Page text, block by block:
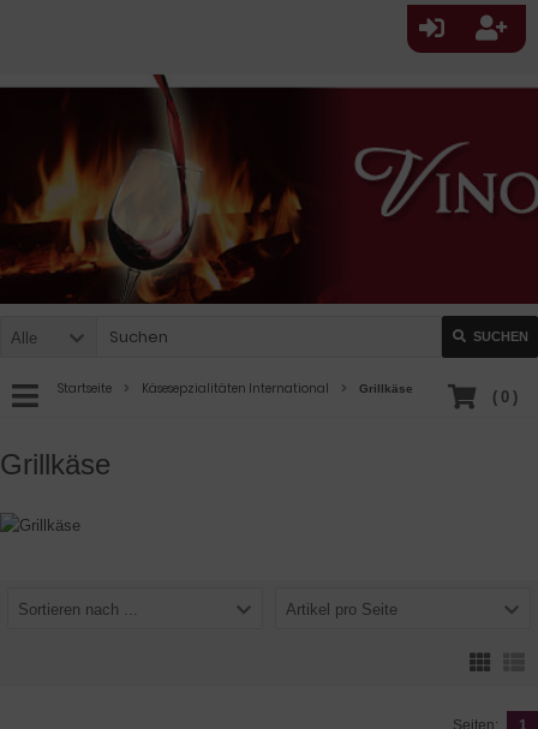
Alle SUCHEN
( 0 )
Startseite Käsesepzialitäten International Grillkäse
Grillkäse
Sortieren nach ... Artikel pro Seite
Seiten: 1